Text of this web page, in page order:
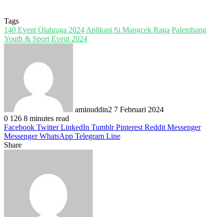
Tags
140 Event Olahraga 2024 Aplikasi Si Mangcek Raga Palembang
Youth & Sport Event 2024
aminuddin2 7 Februari 2024
0 126 8 minutes read
Facebook Twitter LinkedIn Tumblr Pinterest Reddit Messenger
Messenger WhatsApp Telegram Line
Share